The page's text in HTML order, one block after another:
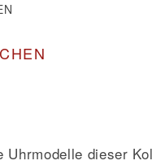
dieser